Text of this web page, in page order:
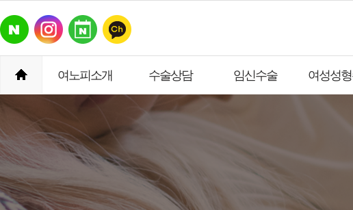
여노피소개 수술상담 임신수술 여성성